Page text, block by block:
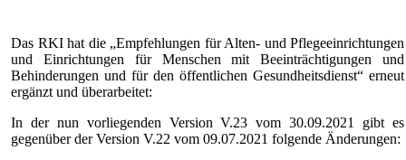
Das RKI hat die „Empfehlungen für Alten- und Pflegeeinrichtungen
und Einrichtungen für Menschen mit Beeinträchtigungen und
Behinderungen und für den öffentlichen Gesundheitsdienst“ erneut
ergänzt und überarbeitet:
In der nun vorliegenden Version V.23 vom 30.09.2021 gibt es
gegenüber der Version V.22 vom 09.07.2021 folgende Änderungen: